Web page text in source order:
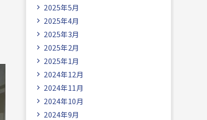
2025年5月
2025年4月
2025年3月
2025年2月
2025年1月
2024年12月
2024年11月
2024年10月
2024年9月